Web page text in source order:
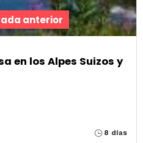
anterior
en los Alpes Suizos y
8 días